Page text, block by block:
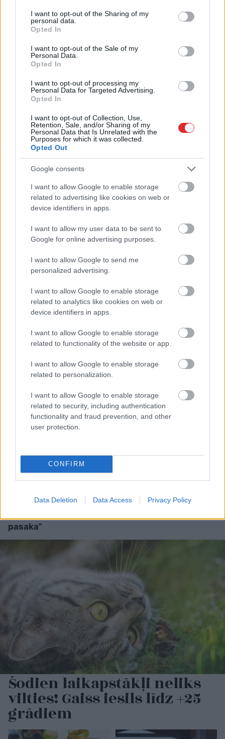
not limited to your visit or usage behaviour. You may click to
grant or deny consent to Google and its third-party tags to
use your data for below specified purposes in below Google
consent section.
I want to opt-out of the Sharing of my
personal data.
Opted In
I want to opt-out of the Sale of my
Personal Data.
Opted In
I want to opt-out of processing my
Personal Data for Targeted Advertising.
Opted In
I want to opt-out of Collection, Use,
Retention, Sale, and/or Sharing of my
Personal Data that Is Unrelated with the
Purposes for which it was collected.
Opted Out
Google consents
I want to allow Google to enable storage
related to advertising like cookies on web or
device identifiers in apps.
I want to allow my user data to be sent to
Google for online advertising purposes.
I want to allow Google to send me
personalized advertising.
I want to allow Google to enable storage
related to analytics like cookies on web or
device identifiers in apps.
I want to allow Google to enable storage
related to functionality of the website or app.
I want to allow Google to enable storage
related to personalization.
I want to allow Google to enable storage
related to security, including authentication
functionality and fraud prevention, and other
user protection.
CONFIRM
Data Deletion Data Access Privacy Policy
Dimanta: Ja izskanējusī
informācija atbilst
patiesībai, tas būtu ļoti
nopietns apdraudējums
valsts drošībai
Kā duncis mugurā!
Bagātā Krievijas
kaimiņvalsts praktiski
atteikusies no Krievijas
naftas iepirkšanas
VIDEO.Smaga nakts
Odesā – Krievijas
Teju 1900 eiro mēnesī!
Viena ieslodzītā
uzturēšana Latvijā
kļūst arvien dārgāka
Abgunstesmuižā
atdzīvosies “Tūkstoš
un vienas nakts
pasaka”
dienu operācija.
apmierināts un
iespaidīgi
Šodien laikapstākļi neliks
vilties! Gaiss iesils līdz +25
grādiem
Atcelt Ziņot